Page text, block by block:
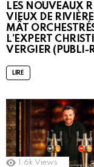
LES NOUVEAUX
VIEUX DE
MÂT
L’EXPERT
VERGIER (PUBLI-
LIRE
1.6k Views